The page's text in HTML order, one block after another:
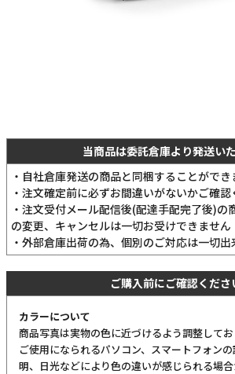
当商品は委託倉庫より発送い
・自社倉庫発送の商品と同梱することができ
・注文確定前に必ずお間違いがないかご確認
・注文受付メール配信後(配達手配完了後)の
の変更、キャンセルは一切お受けできません
・外部倉庫出荷の為、個別のご対応は一切出
ご購入前にご確認くださ
カラーについて
商品写真は実物の色に近づけるよう調整して
ご使用になられるパソコン、スマートフォン
明、日光などにより色の違いが感じられる場合